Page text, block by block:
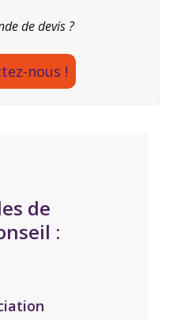
de devis ?
nous !
de
: